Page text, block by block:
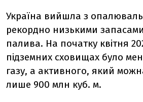
Україна вийшла з
рекордно низькими
палива. На початку квітня
підземних сховищах було
газу, а активного, який
лише 900 млн куб. м.